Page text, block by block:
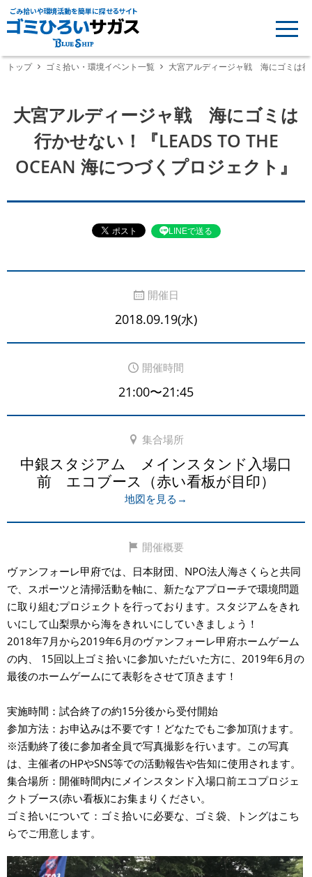
ごみ拾いや環境活動を簡単に探せるサイト
トップ ゴミ拾い・環境イベント一覧 大宮アルディージャ戦 海にゴミは行
大宮アルディージャ戦 海にゴミは
行かせない！『LEADS TO THE
OCEAN 海につづくプロジェクト』
LINEで送る
開催日
2018.09.19(水)
開催時間
21:00〜21:45
集合場所
中銀スタジアム メインスタンド入場口
前 エコブース（赤い看板が目印）
地図を見る→
開催概要
ヴァンフォーレ甲府では、日本財団、NPO法人海さくらと共同
で、スポーツと清掃活動を軸に、新たなアプローチで環境問題
に取り組むプロジェクトを行っております。スタジアムをきれ
いにして山梨県から海をきれいにしていきましょう！
2018年7月から2019年6月のヴァンフォーレ甲府ホームゲーム
の内、 15回以上ゴミ拾いに参加いただいた方に、2019年6月の
最後のホームゲームにて表彰をさせて頂きます！
実施時間：試合終了の約15分後から受付開始
参加方法：お申込みは不要です！どなたでもご参加頂けます。
※活動終了後に参加者全員で写真撮影を行います。この写真
は、主催者のHPやSNS等での活動報告や告知に使用されます。
集合場所：開催時間内にメインスタンド入場口前エコプロジェ
クトブース(赤い看板)にお集まりください。
ゴミ拾いについて：ゴミ拾いに必要な、ゴミ袋、トングはこち
らでご用意します。